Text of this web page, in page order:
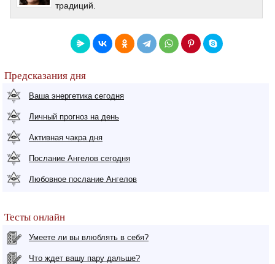
традиций.
Предсказания дня
Ваша энергетика сегодня
Личный прогноз на день
Активная чакра дня
Послание Ангелов сегодня
Любовное послание Ангелов
Тесты онлайн
Умеете ли вы влюблять в себя?
Что ждет вашу пару дальше?